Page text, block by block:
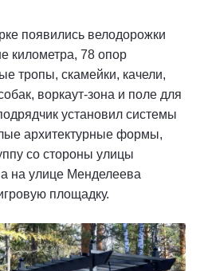
появились велодорожки
километра, 78 опор
тропы, скамейки, качели,
воркаут-зона и поле для
установил системы
архитектурные формы,
со стороны улицы
на улице Менделеева
площадку.